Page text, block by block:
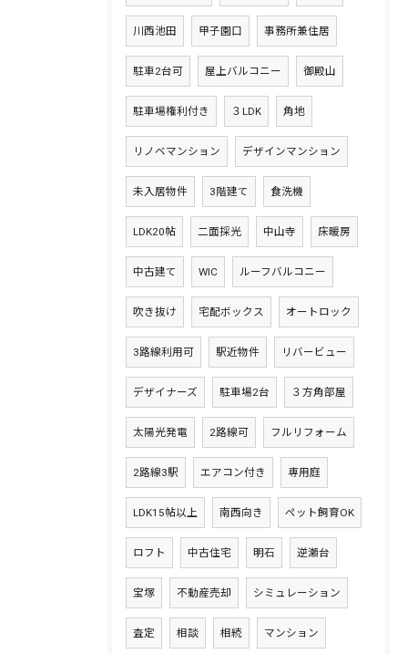
川西池田 甲子園口 事務所兼住居
駐車2台可 屋上バルコニー 御殿山
駐車場権利付き ３LDK 角地
リノベマンション デザインマンション
未入居物件 3階建て 食洗機
LDK20帖 二面採光 中山寺 床暖房
中古建て WIC ルーフバルコニー
吹き抜け 宅配ボックス オートロック
3路線利用可 駅近物件 リバービュー
デザイナーズ 駐車場2台 ３方角部屋
太陽光発電 2路線可 フルリフォーム
2路線3駅 エアコン付き 専用庭
LDK15帖以上 南西向き ペット飼育OK
ロフト 中古住宅 明石 逆瀬台
宝塚 不動産売却 シミュレーション
査定 相談 相続 マンション